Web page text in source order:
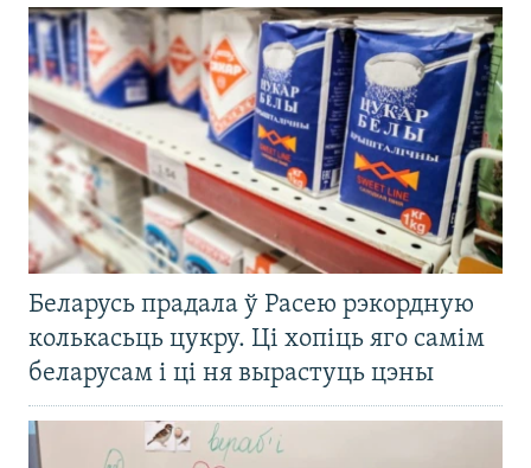
Беларусь прадала ў Расею рэкордную
колькасьць цукру. Ці хопіць яго самім
беларусам і ці ня вырастуць цэны